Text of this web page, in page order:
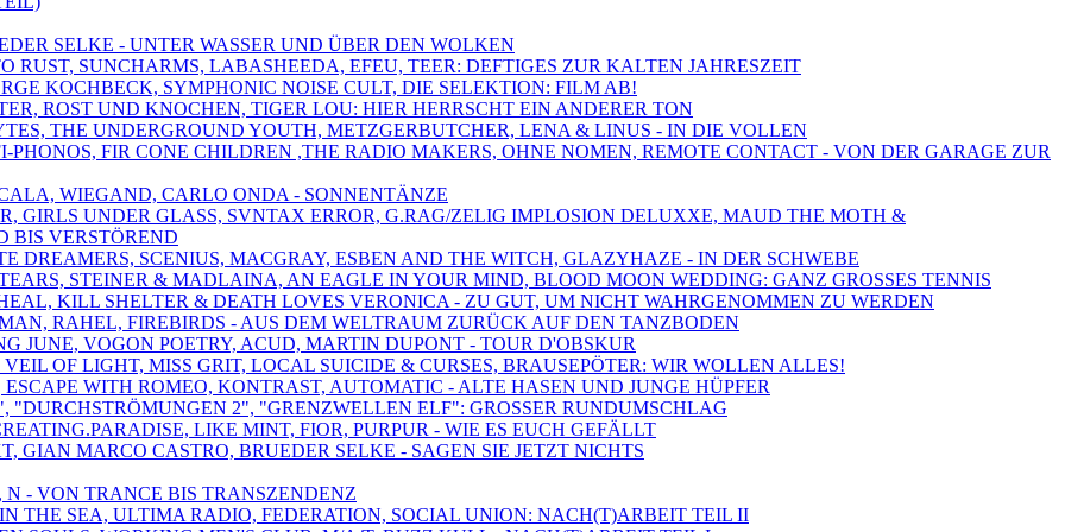
SELKE - UNTER WASSER UND ÜBER DEN WOLKEN
RUST, SUNCHARMS, LABASHEEDA, EFEU, TEER: DEFTIGES ZUR KALTEN JAHRESZEIT
KOCHBECK, SYMPHONIC NOISE CULT, DIE SELEKTION: FILM AB!
ROST UND KNOCHEN, TIGER LOU: HIER HERRSCHT EIN ANDERER TON
THE UNDERGROUND YOUTH, METZGERBUTCHER, LENA & LINUS - IN DIE VOLLEN
PHONOS, FIR CONE CHILDREN ,THE RADIO MAKERS, OHNE NOMEN, REMOTE CONTACT - VON DER GARAGE ZUR
WIEGAND, CARLO ONDA - SONNENTÄNZE
GIRLS UNDER GLASS, SVNTAX ERROR, G.RAG/ZELIG IMPLOSION DELUXXE, MAUD THE MOTH &
BIS VERSTÖREND
DREAMERS, SCENIUS, MACGRAY, ESBEN AND THE WITCH, GLAZYHAZE - IN DER SCHWEBE
STEINER & MADLAINA, AN EAGLE IN YOUR MIND, BLOOD MOON WEDDING: GANZ GROSSES TENNIS
KILL SHELTER & DEATH LOVES VERONICA - ZU GUT, UM NICHT WAHRGENOMMEN ZU WERDEN
RAHEL, FIREBIRDS - AUS DEM WELTRAUM ZURÜCK AUF DEN TANZBODEN
JUNE, VOGON POETRY, ACUD, MARTIN DUPONT - TOUR D'OBSKUR
OF LIGHT, MISS GRIT, LOCAL SUICIDE & CURSES, BRAUSEPÖTER: WIR WOLLEN ALLES!
WITH ROMEO, KONTRAST, AUTOMATIC - ALTE HASEN UND JUNGE HÜPFER
"DURCHSTRÖMUNGEN 2", "GRENZWELLEN ELF": GROSSER RUNDUMSCHLAG
LIKE MINT, FIOR, PURPUR - WIE ES EUCH GEFÄLLT
GIAN MARCO CASTRO, BRUEDER SELKE - SAGEN SIE JETZT NICHTS
- VON TRANCE BIS TRANSZENDENZ
THE SEA, ULTIMA RADIO, FEDERATION, SOCIAL UNION: NACH(T)ARBEIT TEIL II